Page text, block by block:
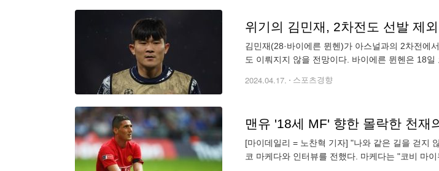
위기의 김민재, 2차전도 선발 제
김민재(28·바이에른 뮌헨)가 아스널과의 2차전에
도 이뤄지지 않을 전망이다. 바이에른 뮌헨은 18
2024.04.17. 스포츠경향
[마이데일리 = 노찬혁 기자] "나와 같은 길을 걷지
코 마케다와 인터뷰를 전했다. 마케다는 "코비 마